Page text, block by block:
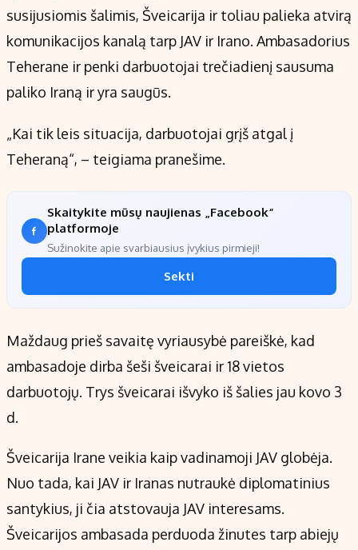
susijusiomis šalimis, Šveicarija ir toliau palieka atvirą
komunikacijos kanalą tarp JAV ir Irano. Ambasadorius
Teherane ir penki darbuotojai trečiadienį sausuma
paliko Iraną ir yra saugūs.
„Kai tik leis situacija, darbuotojai grįš atgal į
Teheraną“, – teigiama pranešime.
Skaitykite mūsų naujienas „Facebook“
platformoje
Sužinokite apie svarbiausius įvykius pirmieji!
Sekti
Maždaug prieš savaitę vyriausybė pareiškė, kad
ambasadoje dirba šeši šveicarai ir 18 vietos
darbuotojų. Trys šveicarai išvyko iš šalies jau kovo 3
d.
Šveicarija Irane veikia kaip vadinamoji JAV globėja.
Nuo tada, kai JAV ir Iranas nutraukė diplomatinius
santykius, ji čia atstovauja JAV interesams.
Šveicarijos ambasada perduoda žinutes tarp abiejų